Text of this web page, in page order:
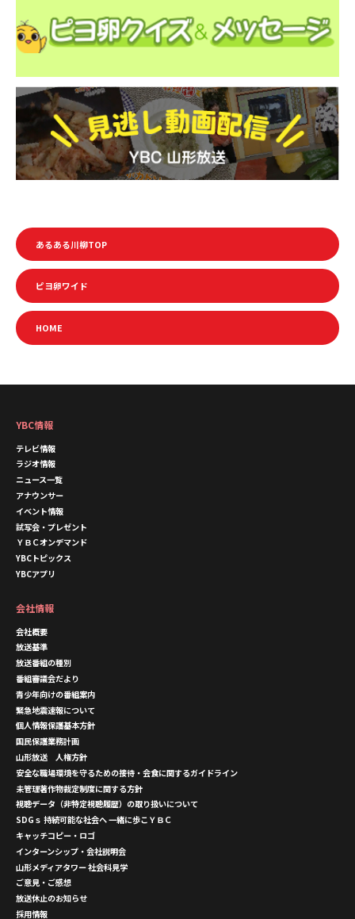
あるある川柳TOP
ピヨ卵ワイド
HOME
YBC情報
テレビ情報
ラジオ情報
ニュース一覧
アナウンサー
イベント情報
試写会・プレゼント
ＹＢＣオンデマンド
YBCトピックス
YBCアプリ
会社情報
会社概要
放送基準
放送番組の種別
番組審議会だより
青少年向けの番組案内
緊急地震速報について
個人情報保護基本方針
国民保護業務計画
山形放送 人権方針
安全な職場環境を守るための接待・会食に関するガイドライン
未管理著作物裁定制度に関する方針
視聴データ（非特定視聴履歴）の取り扱いについて
SDGｓ 持続可能な社会へ 一緒に歩こＹＢＣ
キャッチコピー・ロゴ
インターンシップ・会社説明会
山形メディアタワー 社会科見学
ご意見・ご感想
放送休止のお知らせ
採用情報